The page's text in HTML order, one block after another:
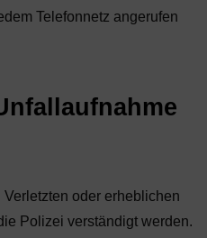
Telefonnetz angerufen
oder erheblichen
Polizei verständigt werden.